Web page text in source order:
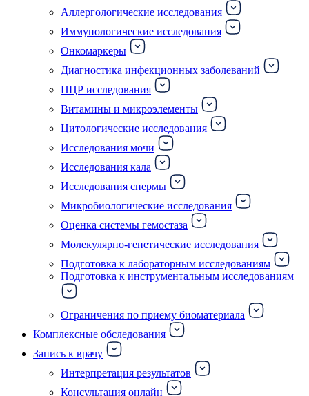
Аллергологические исследования
Иммунологические исследования
Онкомаркеры
Диагностика инфекционных заболеваний
ПЦР исследования
Витамины и микроэлементы
Цитологические исследования
Исследования мочи
Исследования кала
Исследования спермы
Микробиологические исследования
Оценка системы гемостаза
Молекулярно-генетические исследования
Подготовка к лабораторным исследованиям
Подготовка к инструментальным исследованиям
Ограничения по приему биоматериала
Комплексные обследования
Запись к врачу
Интерпретация результатов
Консультация онлайн